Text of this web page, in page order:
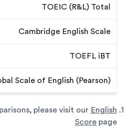
TOEIC (R&L) Total
Cambridge English Scale
TOEFL iBT
Scale of English (Pearson)
please visit our English
Score page